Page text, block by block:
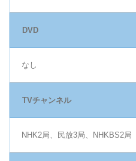
DVD
なし
TVチャンネル
NHK2局、民放3局、NHKBS2局